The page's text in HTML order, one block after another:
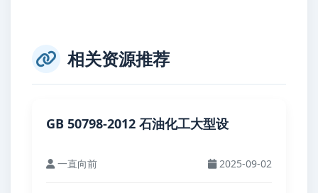
相关资源推荐
GB 50798-2012 石油化工大型设
一直向前 2025-09-02